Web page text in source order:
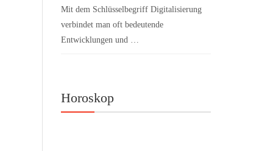
Mit dem Schlüsselbegriff Digitalisierung
verbindet man oft bedeutende
Entwicklungen und …
Horoskop